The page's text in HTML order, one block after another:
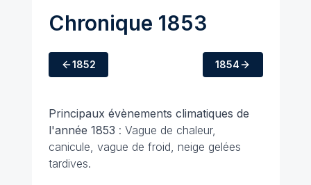
Chronique 1853
1852 1854
Principaux évènements climatiques de
l'année 1853 : Vague de chaleur,
canicule, vague de froid, neige gelées
tardives.